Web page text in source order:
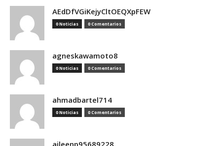
AEdDfVGiKejyCltOEQXpFEW
0 Noticias 0 Comentarios
agneskawamoto8
0 Noticias 0 Comentarios
ahmadbartel714
0 Noticias 0 Comentarios